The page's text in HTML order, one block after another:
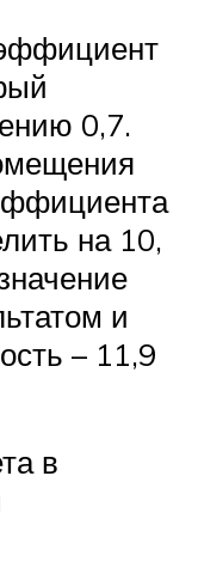
0,7.
на 10,
и
– 11,9
в